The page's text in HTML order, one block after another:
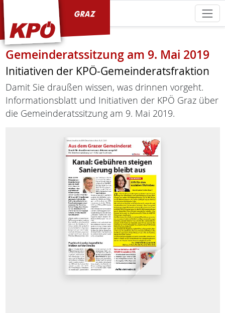
Gemeinderatssitzung am 9. Mai 2019
Initiativen der KPÖ-Gemeinderatsfraktion
Damit Sie draußen wissen, was drinnen vorgeht.
Informationsblatt und Initiativen der KPÖ Graz über
die Gemeinderatssitzung am 9. Mai 2019.